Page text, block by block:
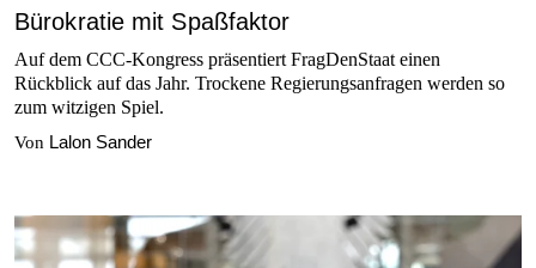
Bürokratie mit Spaßfaktor
Auf dem CCC-Kongress präsentiert FragDenStaat einen
Rückblick auf das Jahr. Trockene Regierungsanfragen werden so
zum witzigen Spiel.
Von Lalon Sander